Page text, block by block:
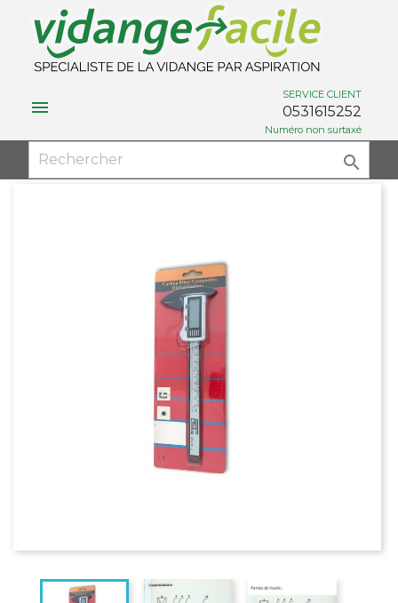

SERVICE CLIENT
0531615252
Numéro non surtaxé
